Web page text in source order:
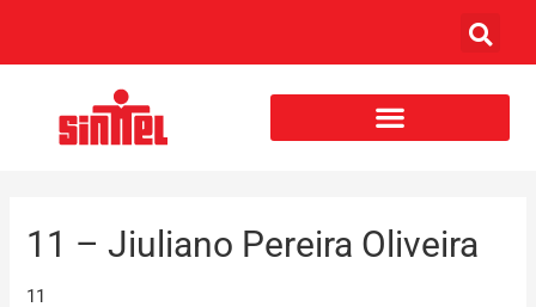
11 – Jiuliano Pereira Oliveira
11